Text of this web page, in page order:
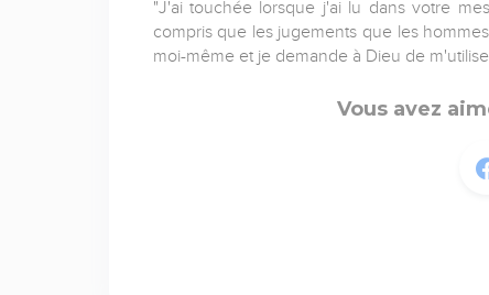
"J'ai touchée lorsque j'ai lu dans votre
compris que les jugements que les
moi-même et je demande à Dieu de
Vous avez